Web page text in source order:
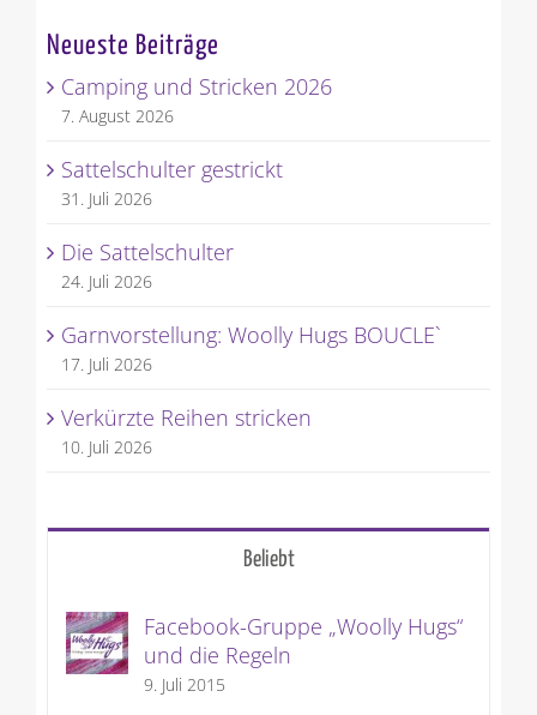
Neueste Beiträge
Camping und Stricken 2026
7. August 2026
Sattelschulter gestrickt
31. Juli 2026
Die Sattelschulter
24. Juli 2026
Garnvorstellung: Woolly Hugs BOUCLE`
17. Juli 2026
Verkürzte Reihen stricken
10. Juli 2026
Beliebt
Facebook-Gruppe „Woolly Hugs“
und die Regeln
9. Juli 2015